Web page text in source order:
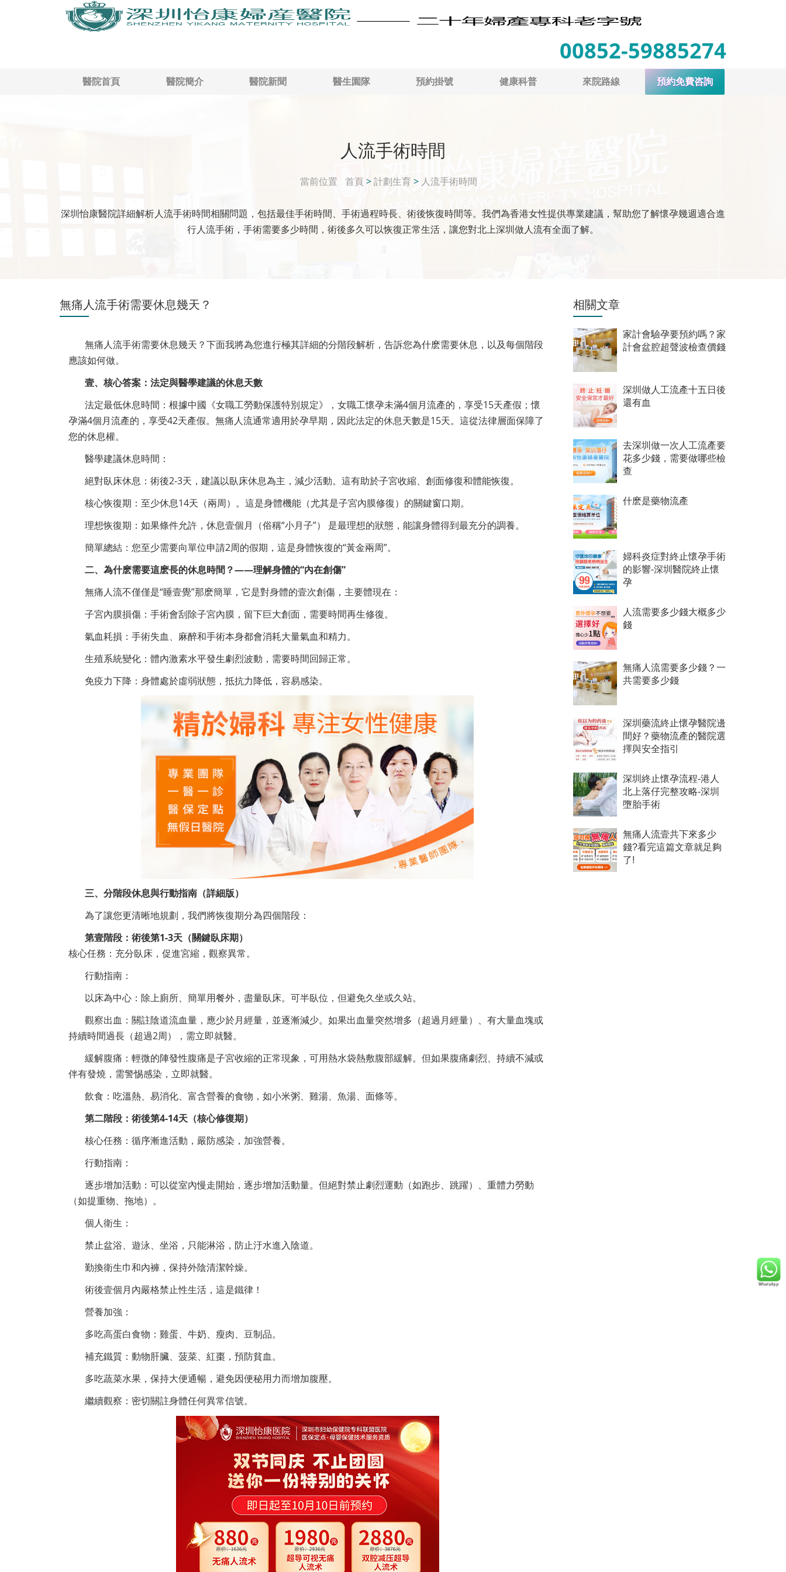
00852-59885274
醫院首頁 醫院簡介 醫院新聞 醫生園隊 預約掛號 健康科普 來院路線 預約免費咨詢
人流手術時間
當前位置 首頁 >計劃生育> 人流手術時間
深圳怡康醫院詳細解析人流手術時間相關問題，包括最佳手術時間、手術過程時長、術後恢復時間等。我們為香港女性提供專業建議，幫助您了解懷孕幾週適合進
行人流手術，手術需要多少時間，術後多久可以恢復正常生活，讓您對北上深圳做人流有全面了解。
無痛人流手術需要休息幾天？
無痛人流手術需要休息幾天？下面我將為您進行極其詳細的分階段解析，告訴您為什麽需要休息，以及每個階段
應該如何做。
壹、核心答案：法定與醫學建議的休息天數
法定最低休息時間：根據中國《女職工勞動保護特別規定》，女職工懷孕未滿4個月流產的，享受15天產假；懷
孕滿4個月流產的，享受42天產假。無痛人流通常適用於孕早期，因此法定的休息天數是15天。這從法律層面保障了
您的休息權。
醫學建議休息時間：
絕對臥床休息：術後2-3天，建議以臥床休息為主，減少活動。這有助於子宮收縮、創面修復和體能恢復。
核心恢復期：至少休息14天（兩周）。這是身體機能（尤其是子宮內膜修復）的關鍵窗口期。
理想恢復期：如果條件允許，休息壹個月（俗稱“小月子”） 是最理想的狀態，能讓身體得到最充分的調養。
簡單總結：您至少需要向單位申請2周的假期，這是身體恢復的“黃金兩周”。
二、為什麽需要這麽長的休息時間？——理解身體的“內在創傷”
無痛人流不僅僅是“睡壹覺”那麽簡單，它是對身體的壹次創傷，主要體現在：
子宮內膜損傷：手術會刮除子宮內膜，留下巨大創面，需要時間再生修復。
氣血耗損：手術失血、麻醉和手術本身都會消耗大量氣血和精力。
生殖系統變化：體內激素水平發生劇烈波動，需要時間回歸正常。
免疫力下降：身體處於虛弱狀態，抵抗力降低，容易感染。
三、分階段休息與行動指南（詳細版）
為了讓您更清晰地規劃，我們將恢復期分為四個階段：
第壹階段：術後第1-3天（關鍵臥床期）
核心任務：充分臥床，促進宮縮，觀察異常。
行動指南：
以床為中心：除上廁所、簡單用餐外，盡量臥床。可半臥位，但避免久坐或久站。
觀察出血：關註陰道流血量，應少於月經量，並逐漸減少。如果出血量突然增多（超過月經量）、有大量血塊或
持續時間過長（超過2周），需立即就醫。
緩解腹痛：輕微的陣發性腹痛是子宮收縮的正常現象，可用熱水袋熱敷腹部緩解。但如果腹痛劇烈、持續不減或
伴有發燒，需警惕感染，立即就醫。
飲食：吃溫熱、易消化、富含營養的食物，如小米粥、雞湯、魚湯、面條等。
第二階段：術後第4-14天（核心修復期）
核心任務：循序漸進活動，嚴防感染，加強營養。
行動指南：
逐步增加活動：可以從室內慢走開始，逐步增加活動量。但絕對禁止劇烈運動（如跑步、跳躍）、重體力勞動
（如提重物、拖地）。
個人衛生：
禁止盆浴、遊泳、坐浴，只能淋浴，防止汙水進入陰道。
勤換衛生巾和內褲，保持外陰清潔幹燥。
術後壹個月內嚴格禁止性生活，這是鐵律！
營養加強：
多吃高蛋白食物：雞蛋、牛奶、瘦肉、豆制品。
補充鐵質：動物肝臟、菠菜、紅棗，預防貧血。
多吃蔬菜水果，保持大便通暢，避免因便秘用力而增加腹壓。
繼續觀察：密切關註身體任何異常信號。
相關文章
家計會驗孕要預約嗎？家
計會盆腔超聲波檢查價錢
深圳做人工流產十五日後
還有血
去深圳做一次人工流產要
花多少錢，需要做哪些檢
查
什麽是藥物流產
婦科炎症對終止懷孕手術
的影響-深圳醫院終止懷
孕
人流需要多少錢大概多少
錢
無痛人流需要多少錢？一
共需要多少錢
深圳藥流終止懷孕醫院邊
間好？藥物流產的醫院選
擇與安全指引
深圳終止懷孕流程-港人
北上落仔完整攻略-深圳
墮胎手術
無痛人流壹共下來多少
錢?看完這篇文章就足夠
了!